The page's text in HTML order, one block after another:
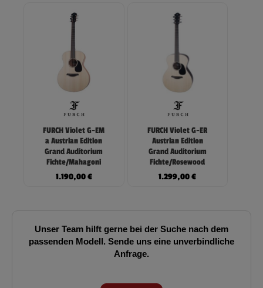
FURCH Violet G-EM
a Austrian Edition
Grand Auditorium
Fichte/Mahagoni
1.190,00€
FURCH Violet G-ER
Austrian Edition
Grand Auditorium
Fichte/Rosewood
1.299,00€
Unser Team hilft gerne bei der Suche nach dem
passenden Modell. Sende uns eine unverbindliche
Anfrage.